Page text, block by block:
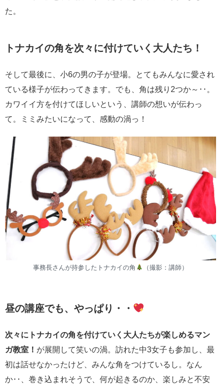
た。
トナカイの角を次々に付けていく大人たち！
そして最後に、小6の男の子が登場。とてもみんなに愛され
ている様子が伝わってきます。でも、角は残り2つか～･･。
カワイイ方を付けてほしいという、講師の想いが伝わっ
て。ミミみたいになって、感動の渦っ！
事務長さんが持参したトナカイの角 （撮影：講師）
昼の講座でも、やっぱり・・
次々にトナカイの角を付けていく大人たちが楽しめるマン
ガ教室！ が展開して笑いの渦。訪れた中3女子も参加し、最
初は話せなかったけど、みんな角をつけているし。なん
か･･、巻き込まれそうで、何が起きるのか、楽しみと不安